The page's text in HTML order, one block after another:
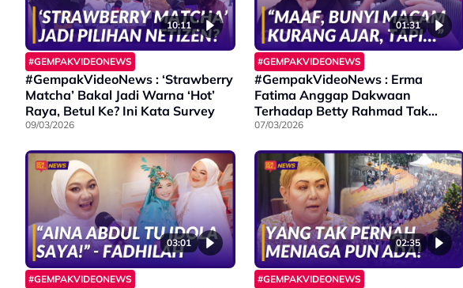
10:11
#GEMPAKVIDEONEWS
#GempakVideoNews : ‘Strawberry
Matcha’ Bakal Jadi Warna ‘Hot’
Raya, Betul Ke? Ini Kata Survey
09/03/2026
01:31
#GEMPAKVIDEONEWS
#GempakVideoNews : Erma
Fatima Anggap Dakwaan
Terhadap Betty Rahmad Tak
Masuk Akal
07/03/2026
03:01
#GEMPAKVIDEONEWS
02:35
#GEMPAKVIDEONEWS